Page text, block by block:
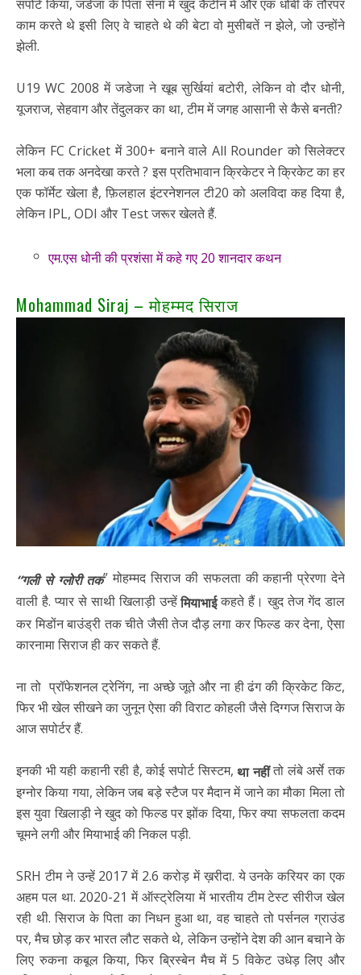
सपोर्ट किया, जडेजा के पिता सेना में खुद कैंटीन में और एक धोबी के तौरपर
काम करते थे इसी लिए वे चाहते थे की बेटा वो मुसीबतें न झेले, जो उन्होंने
झेली.
U19 WC 2008 में जडेजा ने खूब सुर्खियां बटोरी, लेकिन वो दौर धोनी,
यूजराज, सेहवाग और तेंदुलकर का था, टीम में जगह आसानी से कैसे बनती?
लेकिन FC Cricket में 300+ बनाने वाले All Rounder को सिलेक्टर
भला कब तक अनदेखा करते ? इस प्रतिभावान क्रिकेटर ने क्रिकेट का हर
एक फॉर्मेट खेला है, फ़िलहाल इंटरनेशनल टी20 को अलविदा कह दिया है,
लेकिन IPL, ODI और Test जरूर खेलते हैं.
एम.एस धोनी की प्रशंसा में कहे गए 20 शानदार कथन
Mohammad Siraj – मोहम्मद सिराज
“गली से ग्लोरी तक” मोहम्मद सिराज की सफलता की कहानी प्रेरणा देने
वाली है. प्यार से साथी खिलाड़ी उन्हेंमियाभाईकहते हैं। खुद तेज गेंद डाल
कर मिडोंन बाउंड्री तक चीते जैसी तेज दौड़ लगा कर फिल्ड कर देना, ऐसा
कारनामा सिराज ही कर सकते हैं.
ना तो प्रॉफेशनल ट्रेनिंग, ना अच्छे जूते और ना ही ढंग की क्रिकेट किट,
फिर भी खेल सीखने का जुनून ऐसा की विराट कोहली जैसे दिग्गज सिराज के
आज सपोर्टर हैं.
इनकी भी यही कहानी रही है, कोई सपोर्ट सिस्टम,था नहींतो लंबे अर्से तक
इग्नोर किया गया, लेकिन जब बड़े स्टैज पर मैदान में जाने का मौका मिला तो
इस युवा खिलाड़ी ने खुद को फिल्ड पर झोंक दिया, फिर क्या सफलता कदम
चूमने लगी और मियाभाई की निकल पड़ी.
SRH टीम ने उन्हें 2017 में 2.6 करोड़ में ख़रीदा. ये उनके करियर का एक
अहम पल था. 2020-21 में ऑस्ट्रेलिया में भारतीय टीम टेस्ट सीरीज खेल
रही थी. सिराज के पिता का निधन हुआ था, वह चाहते तो पर्सनल ग्राउंड
पर, मैच छोड़ कर भारत लौट सकते थे, लेकिन उन्होंने देश की आन बचाने के
लिए रुकना कबूल किया, फिर ब्रिस्बेन मैच में 5 विकेट उधेड़ लिए और